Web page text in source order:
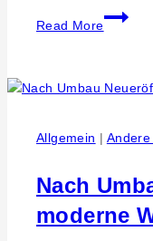
Read More
voll
besser
Natur,
Farben
und
Allgemein |
Nach
moderne